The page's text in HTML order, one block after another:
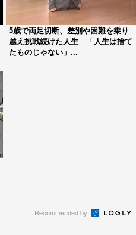
5歳で両足切断、差別や困難を乗り
越え挑戦続けた人生 「人生は捨て
たものじゃない」...
Recommended by